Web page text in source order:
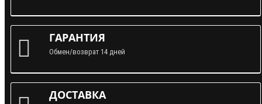
ГАРАНТИЯ
Обмен/возврат 14 дней
ДОСТАВКА